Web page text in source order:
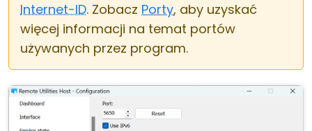
Internet-ID. Zobacz Porty, aby uzyskać
więcej informacji na temat portów
używanych przez program.